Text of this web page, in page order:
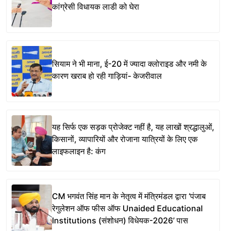
कांग्रेसी विधायक लाडी को घेरा
सियाम ने भी माना, ई-20 में ज्यादा क्लोराइड और नमी के
कारण खराब हो रही गाड़ियां- केजरीवाल
यह सिर्फ एक सड़क प्रोजेक्ट नहीं है, यह लाखों श्रद्धालुओं,
किसानों, व्यापारियों और रोजाना यात्रियों के लिए एक
लाइफलाइन है: कंग
CM भगवंत सिंह मान के नेतृत्व में मंत्रिमंडल द्वारा ‘पंजाब
रेगुलेशन ऑफ फीस ऑफ Unaided Educational
Institutions (संशोधन) विधेयक-2026’ पास